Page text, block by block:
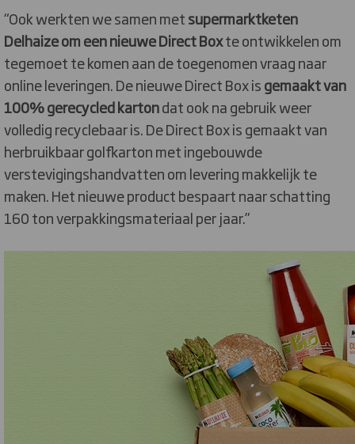
“Ook werkten we samen metsupermarktketen
Delhaize om een nieuwe Direct Boxte ontwikkelen om
tegemoet te komen aan de toegenomen vraag naar
online leveringen. De nieuwe Direct Box isgemaakt van
100% gerecycled kartondat ook na gebruik weer
volledig recyclebaar is. De Direct Box is gemaakt van
herbruikbaar golfkarton met ingebouwde
verstevigingshandvatten om levering makkelijk te
maken. Het nieuwe product bespaart naar schatting
160 ton verpakkingsmateriaal per jaar.”